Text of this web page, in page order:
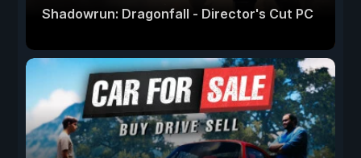
Shadowrun: Dragonfall - Director's Cut PC